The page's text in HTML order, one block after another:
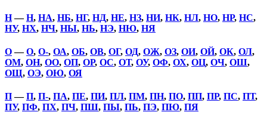
Н—Н, НА, НБ, НГ, НД, НЕ, НЗ, НИ, НК, НЛ, НО, НР, НС,
НУ, НХ, НЧ, НЫ, НЬ, НЭ, НЮ, НЯ
О—О, О-, ОА, ОБ, ОВ, ОГ, ОД, ОЖ, ОЗ, ОИ, ОЙ, ОК, ОЛ,
ОМ, ОН, ОО, ОП, ОР, ОС, ОТ, ОУ, ОФ, ОХ, ОЦ, ОЧ, ОШ,
ОЩ, ОЭ, ОЮ, ОЯ
П—П, П-, ПА, ПЕ, ПИ, ПЛ, ПМ, ПН, ПО, ПП, ПР, ПС, ПТ,
ПУ, ПФ, ПХ, ПЧ, ПШ, ПЫ, ПЬ, ПЭ, ПЮ, ПЯ